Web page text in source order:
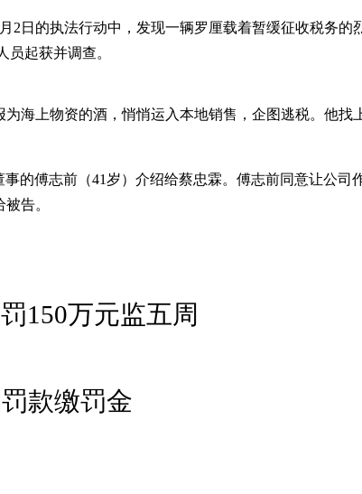
2日的执法行动中，发现一辆罗厘载着暂缓征收税务
员起获并调查。
海上物资的酒，悄悄运入本地销售，企图逃税。他
事的傅志前（41岁）介绍给蔡忠霖。傅志前同意让公
告。
150万元监五周
款缴罚金